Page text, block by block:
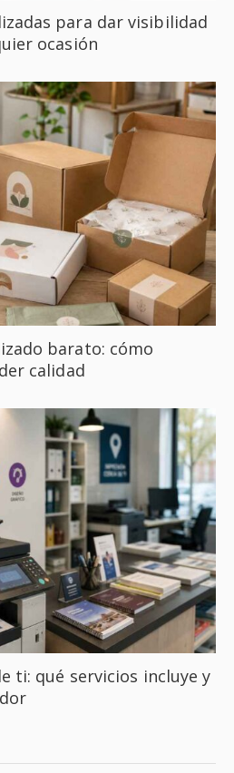
para dar visibilidad
ocasión
barato: cómo
calidad
ti: qué servicios incluye y